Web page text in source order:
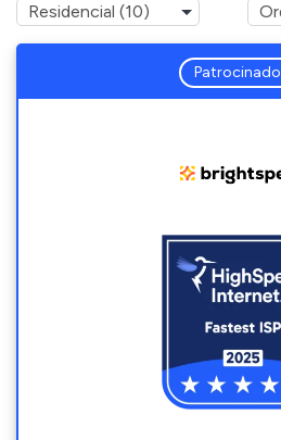
Patrocinado